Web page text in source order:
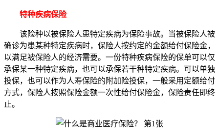
特种疾病保险
该险种以被保险人患特定疾病为保险事故。当被保险人被
确诊为患某种特定疾病时，保险人按约定的金额给付保险金，
以满足被保险人的经济需要。一份特种疾病保险的保单可以仅
承保某一种特定疾病，也可以承保若干种特定疾病。可以单独
投保，也可以作为人寿保险的附加险投保，一般采用定额给付
方式，保险人按照保险金额一次性给付保险金，保险责任即终
止。